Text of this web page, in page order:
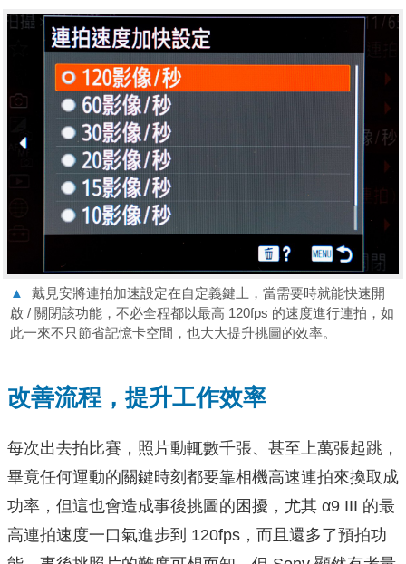
▲
戴見安將連拍加速設定在自定義鍵上，當需要時就能快速開
啟 / 關閉該功能，不必全程都以最高 120fps 的速度進行連拍，如
此一來不只節省記憶卡空間，也大大提升挑圖的效率。
改善流程，提升工作效率
每次出去拍比賽，照片動輒數千張、甚至上萬張起跳，
畢竟任何運動的關鍵時刻都要靠相機高速連拍來換取成
功率，但這也會造成事後挑圖的困擾，尤其 α9 III 的最
高連拍速度一口氣進步到 120fps，而且還多了預拍功